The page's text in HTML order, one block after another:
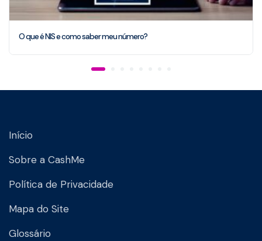
O que é NIS e como saber meu número?
Início
Sobre a CashMe
Política de Privacidade
Mapa do Site
Glossário